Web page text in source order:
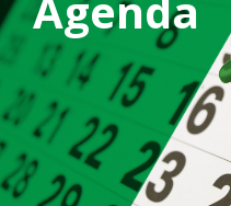
Le LCGB
Structures